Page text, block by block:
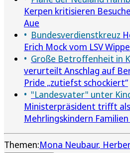
Kerpen kritisieren
Aue
Bundesverdienstkreuz
Erich Mock vom LSV
Große Betroffenheit in
verurteilt Anschlag auf
Pride „zutiefst schockiert“
"Landesvater" unter
Ministerpräsident trifft
Mehrlingskindern Familien
Themen:Mona Neubaur